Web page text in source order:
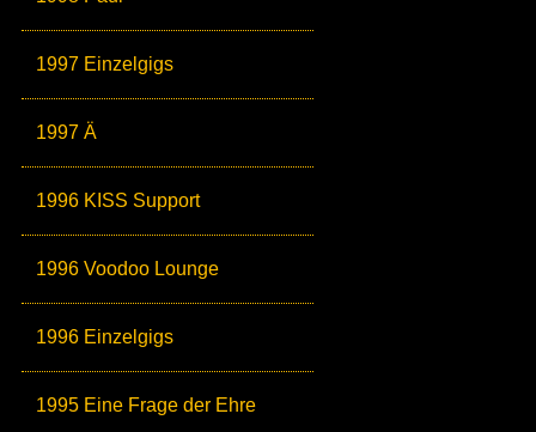
1997 Einzelgigs
1997 Ä
1996 KISS Support
1996 Voodoo Lounge
1996 Einzelgigs
1995 Eine Frage der Ehre